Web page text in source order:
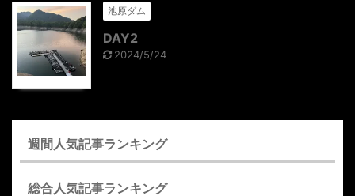
池原ダム
DAY2
2024/5/24
週間人気記事ランキング
総合人気記事ランキング